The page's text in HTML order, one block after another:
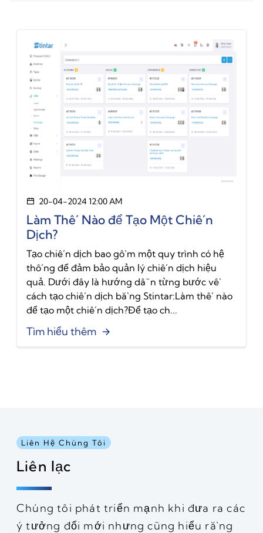
20-04-2024 12:00 AM
Làm Thế Nào để Tạo Một Chiến
Dịch?
Tạo chiến dịch bao gồm một quy trình có hệ
thống để đảm bảo quản lý chiến dịch hiệu
quả. Dưới đây là hướng dẫn từng bước về
cách tạo chiến dịch bằng Stintar:Làm thế nào
để tạo một chiến dịch?Để tạo ch...
Tìm hiểu thêm
Liên Hệ Chúng Tôi
Liên lạc
Chúng tôi phát triển mạnh khi đưa ra các
ý tưởng đổi mới nhưng cũng hiểu rằng